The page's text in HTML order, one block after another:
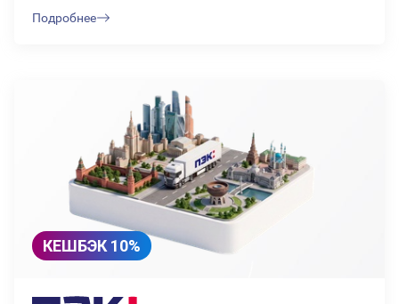
Подробнее
КЕШБЭК 10%